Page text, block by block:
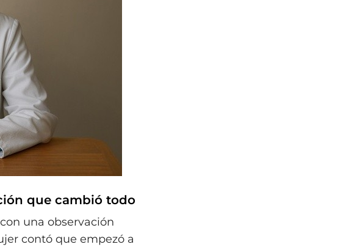
que cambió todo
una observación
contó que empezó a